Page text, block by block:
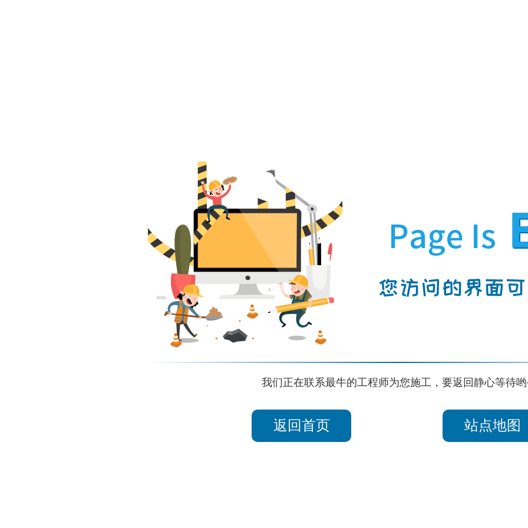
我们正在联系最牛的工程师为您施工，要返回静心等待
返回首页 站点地图